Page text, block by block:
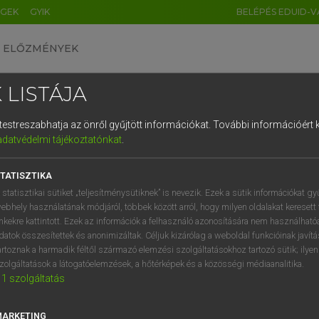
GYIK BELÉPÉS EDUID-
ELŐZMÉNYEK
egyetemes nagyszótár
VAN ELŐFIZETÉSED?
megtekintéséhez.
LISTÁJA
az önről gyűjtött információkat. További információért
tájékoztatónkat.
statisztikai sütiket „teljesítménysütiknek” is nevezik. Ezek a sütik információkat
használatának módjáról, többek között arról, hogy milyen oldalakat keresett
kattintott. Ezek az információk a felhasználó azonosítására nem
összesítettek és anonimizáltak. Céljuk kizárólag a weboldal funkcióinak
a harmadik féltől származó elemzési szolgáltatásokhoz tartozó sütik;
a látogatóelemzések, a hőtérképek és a közösségi médiaanalitika.
1 szolgáltatás
DE CN FR ES IT NL
1 2 3 4 5 6 7 8 9
q w e r t z u i
a s d f g h j k l é
í y x c v b n m , .